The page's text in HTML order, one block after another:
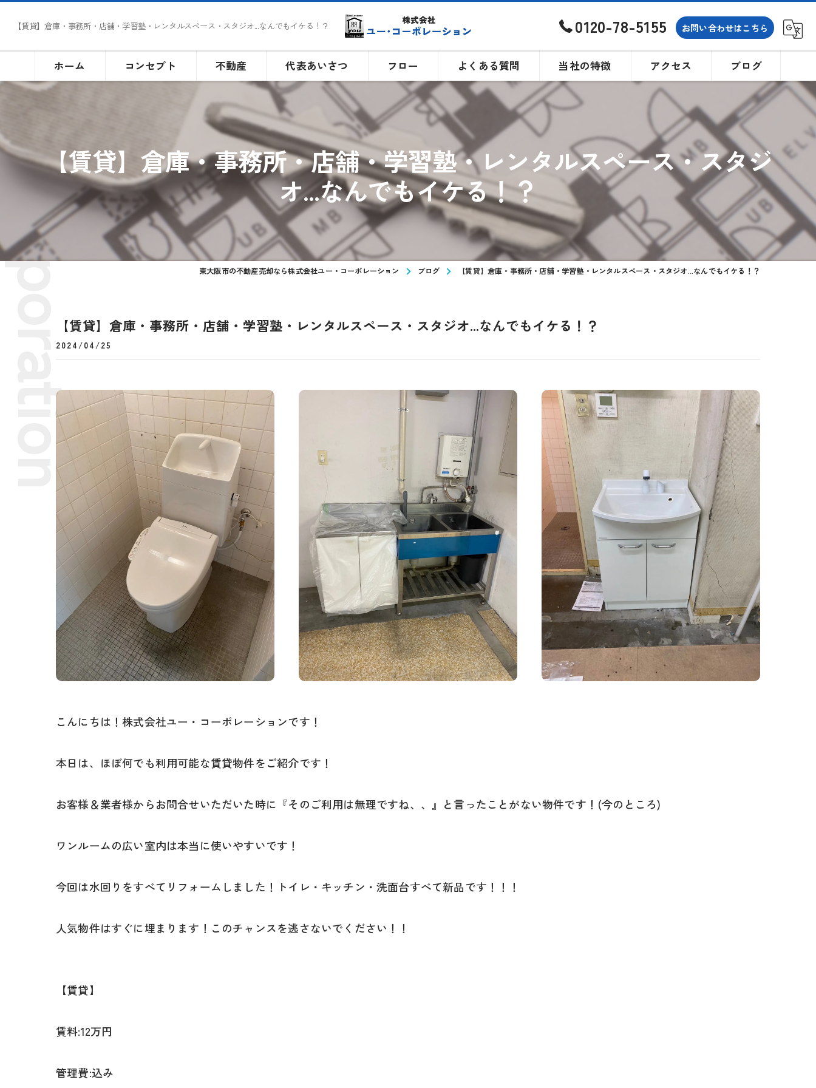
【賃貸】倉庫・事務所・店舗・学習塾・レンタルスペース・スタジオ...なんでもイケる！？ 0120-78-5155 お問い合わせはこちら
ホーム コンセプト 不動産 代表あいさつ フロー よくある質問 当社の特徴
土地
買取
購入
アクセス ブログ
【賃貸】倉庫・事務所・店舗・学習塾・レンタルスペース・スタジ
オ...なんでもイケる！？
東大阪市の不動産売却なら株式会社ユー・コーポレーション ブログ 【賃貸】倉庫・事務所・店舗・学習塾・レンタルスペース・スタジオ...なんでもイケる！？
【賃貸】倉庫・事務所・店舗・学習塾・レンタルスペース・スタジオ...なんでもイケる！？
2024/04/25
こんにちは！株式会社ユー・コーポレーションです！
本日は、ほぼ何でも利用可能な賃貸物件をご紹介です！
お客様＆業者様からお問合せいただいた時に『そのご利用は無理ですね、、』と言ったことがない物件です！(今のところ)
ワンルームの広い室内は本当に使いやすいです！
今回は水回りをすべてリフォームしました！トイレ・キッチン・洗面台すべて新品です！！！
人気物件はすぐに埋まります！このチャンスを逃さないでください！！
【賃貸】
賃料:12万円
管理費:込み